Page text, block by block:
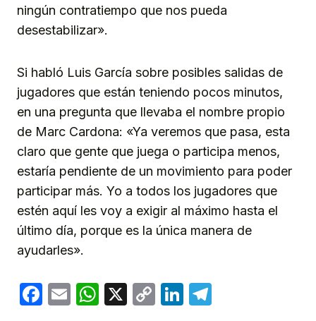
ningún contratiempo que nos pueda
desestabilizar».
Si habló Luis García sobre posibles salidas de
jugadores que están teniendo pocos minutos,
en una pregunta que llevaba el nombre propio
de Marc Cardona: «Ya veremos que pasa, esta
claro que gente que juega o participa menos,
estaría pendiente de un movimiento para poder
participar más. Yo a todos los jugadores que
estén aquí les voy a exigir al máximo hasta el
último día, porque es la única manera de
ayudarles».
Facebook
EmailWhatsApp
X
CopyLinkedIn